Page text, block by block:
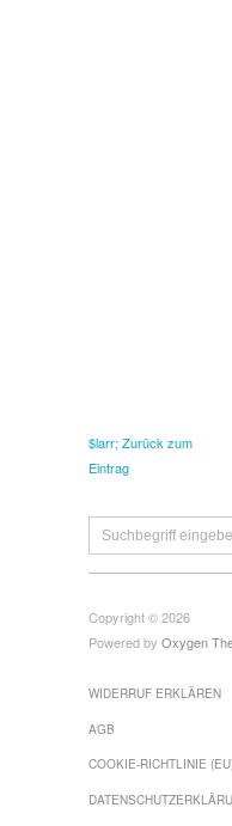
$larr; Zurück zum
Eintrag
Copyright © 2026
Powered by Oxygen
WIDERRUF ERKLÄREN
AGB
COOKIE-RICHTLINIE